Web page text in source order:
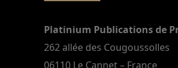
Platinium Publications de
262 allée des Cougoussolles
06110 Le Cannet – France